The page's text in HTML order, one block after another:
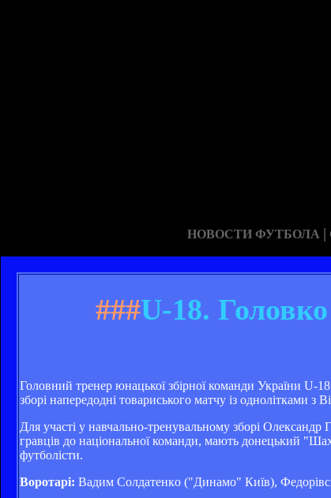
НОВОСТИ ФУТБОЛА |
###U-18.
Головний тренер юнацької збірної команди України U-
зборі напередодні товариського матчу із однолітками з
Для участі у навчально-тренувальному зборі Олександр
гравців до національної команди, мають донецький
футболісти.
Воротарі: Вадим Солдатенко ("Динамо" Київ),